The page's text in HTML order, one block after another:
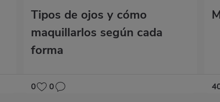
Tipos de ojos y cómo
maquillarlos según cada
forma
0 0